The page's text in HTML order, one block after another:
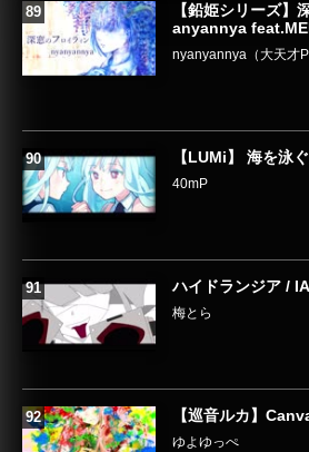
【鉛姫シリーズ】
anyannya
nyanyannya（大天才P
【LUMi】 海を泳
40mP
ハイドランジア /
梅とら
【巡音ルカ】
ゆよゆっぺ